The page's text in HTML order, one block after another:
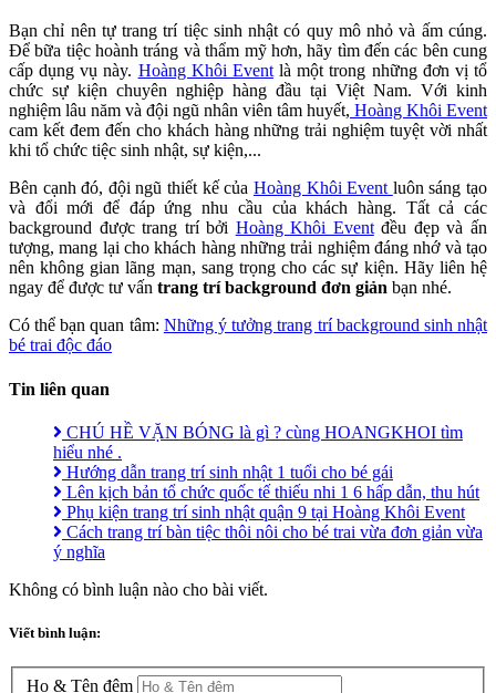
Bạn chỉ nên tự trang trí tiệc sinh nhật có quy mô nhỏ và ấm cúng.
Để bữa tiệc hoành tráng và thẩm mỹ hơn, hãy tìm đến các bên cung
cấp dụng vụ này. Hoàng Khôi Eventlà một trong những đơn vị tổ
chức sự kiện chuyên nghiệp hàng đầu tại Việt Nam. Với kinh
nghiệm lâu năm và đội ngũ nhân viên tâm huyết, Hoàng Khôi Event
cam kết đem đến cho khách hàng những trải nghiệm tuyệt vời nhất
khi tổ chức tiệc sinh nhật, sự kiện,...
Bên cạnh đó, đội ngũ thiết kế của Hoàng Khôi Event luôn sáng tạo
và đổi mới để đáp ứng nhu cầu của khách hàng. Tất cả các
background được trang trí bởi Hoàng Khôi Eventđều đẹp và ấn
tượng, mang lại cho khách hàng những trải nghiệm đáng nhớ và tạo
nên không gian lãng mạn, sang trọng cho các sự kiện. Hãy liên hệ
ngay để được tư vấn trang trí background đơn giản bạn nhé.
Có thể bạn quan tâm: Những ý tưởng trang trí background sinh nhật
bé trai độc đáo
Tin liên quan
CHÚ HỀ VẶN BÓNG là gì ? cùng HOANGKHOI tìm
hiểu nhé .
Hướng dẫn trang trí sinh nhật 1 tuổi cho bé gái
Lên kịch bản tổ chức quốc tế thiếu nhi 1 6 hấp dẫn, thu hút
Phụ kiện trang trí sinh nhật quận 9 tại Hoàng Khôi Event
Cách trang trí bàn tiệc thôi nôi cho bé trai vừa đơn giản vừa
ý nghĩa
Không có bình luận nào cho bài viết.
Viết bình luận:
Họ & Tên đệm